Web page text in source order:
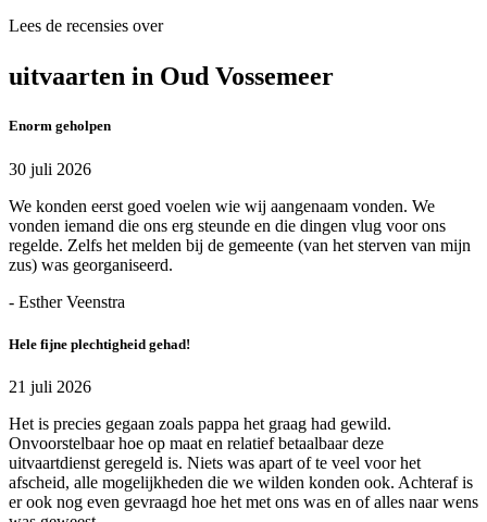
Lees de recensies over
uitvaarten in Oud Vossemeer
Enorm geholpen
30 juli 2026
We konden eerst goed voelen wie wij aangenaam vonden. We
vonden iemand die ons erg steunde en die dingen vlug voor ons
regelde. Zelfs het melden bij de gemeente (van het sterven van mijn
zus) was georganiseerd.
- Esther Veenstra
Hele fijne plechtigheid gehad!
21 juli 2026
Het is precies gegaan zoals pappa het graag had gewild.
Onvoorstelbaar hoe op maat en relatief betaalbaar deze
uitvaartdienst geregeld is. Niets was apart of te veel voor het
afscheid, alle mogelijkheden die we wilden konden ook. Achteraf is
er ook nog even gevraagd hoe het met ons was en of alles naar wens